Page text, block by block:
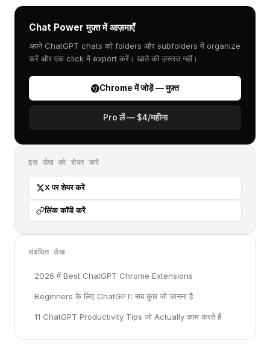
Chat Power मुफ़्त में आज़माएँ
अपने ChatGPT chats को folders और subfolders में organize
करें और एक click में export करें। खाते की ज़रूरत नहीं।
Chrome में जोड़ें — मुफ़्त
Pro लें — $4/महीना
इस लेख को शेयर करें
X पर शेयर करें
लिंक कॉपी करें
संबंधित लेख
2026 में Best ChatGPT Chrome Extensions
Beginners के लिए ChatGPT: सब कुछ जो जानना है
11 ChatGPT Productivity Tips जो Actually काम करते हैं